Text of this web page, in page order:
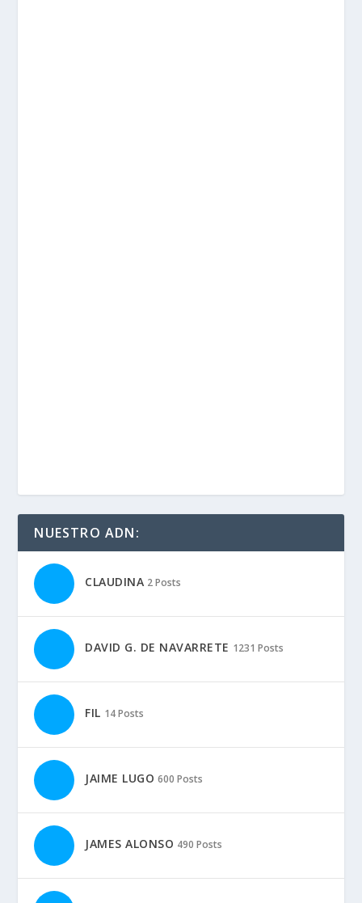
NUESTRO ADN:
CLAUDINA 2 Posts
DAVID G. DE NAVARRETE 1231 Posts
FIL 14 Posts
JAIME LUGO 600 Posts
JAMES ALONSO 490 Posts